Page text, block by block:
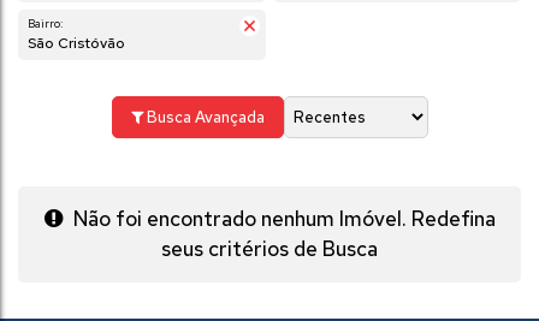
Bairro:
São Cristóvão
Busca Avançada
Não foi encontrado nenhum Imóvel. Redefina
seus critérios de Busca